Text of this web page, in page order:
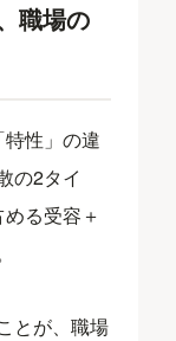
職場の
性」の違
の2タイ
る受容＋
とが、職場